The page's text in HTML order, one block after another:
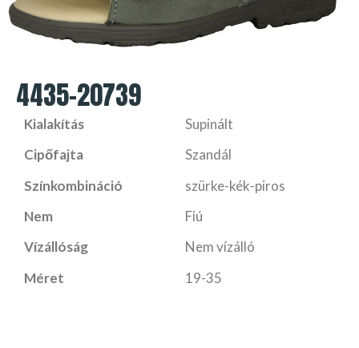
4435-20739
Kialakítás
Supinált
Cipőfajta
Szandál
Színkombináció
szürke-kék-piros
Nem
Fiú
Vízállóság
Nem vízálló
Méret
19-35